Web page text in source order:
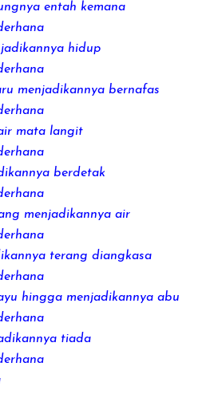
entah kemana
hidup
menjadikannya bernafas
mata langit
berdetak
menjadikannya air
terang diangkasa
hingga menjadikannya abu
tiada